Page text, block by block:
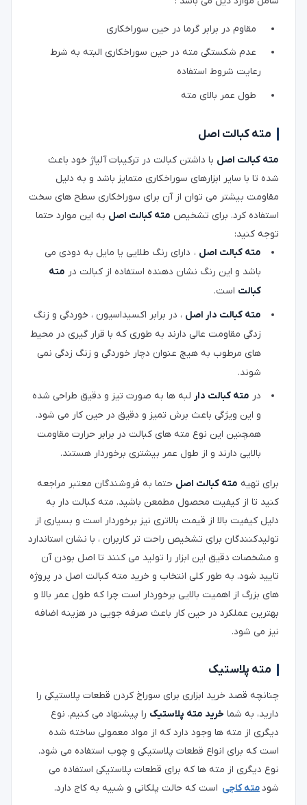
مقاوم در برابر گرما در حین سوراخکاری
عدم شکستگی مته در حین سوراخکاری البته به شرط
رعایت شروط استفاده
طول عمر بالای مته
مته کبالت اصل
مته کبالت اصل با داشتن کبالت در ترکیبات آلیاژ خود باعث
شده تا با سایر ابزارهای سوراخکاری متمایز باشد و به دلیل
مقاومت بیشتر می توان از آن برای سوراخکاری سطح های سخت
استفاده کرد. برای تشخیص مته کبالت اصل به این موارد حتما
توجه کنید:
مته کبالت اصل ، دارای رنگ طلایی یا مایل به دودی می
باشد و این رنگ نشان دهنده استفاده از کبالت در مته
کبالت است.
مته کبالت دار اصل ، در برابر اکسیداسیون ، خوردگی و زنگ
زدگی مقاومت عالی دارند به طوری که با قرار گیری در محیط
های مرطوب به هیچ عنوان دچار خوردگی و زنگ زدگی نمی
شوند.
در مته کبالت دار لبه ها به صورت تیز و دقیق طراحی شده
و این ویژگی باعث برش تمیز و دقیق در حین کار می شود.
همچنین این نوع مته های کبالت در برابر حرارت مقاومت
بالایی دارند و از طول عمر بیشتری برخوردار هستند.
برای تهیه مته کبالت اصل حتما به فروشندگان معتبر مراجعه
کنید تا از کیفیت محصول مطمعن باشید. مته کبالت دار به
دلیل کیفیت بالا از قیمت بالاتری نیز برخوردار است و بسیاری از
تولیدکنندگان برای تشخیص راحت تر کاربران ، با نشان استاندارد
و مشخصات دقیق این ابزار را تولید می کنند تا اصل بودن آن
تایید شود. به طور کلی انتخاب و خرید مته کبالت اصل در پروژه
های بزرگ از اهمیت بالایی برخوردار است چرا که طول عمر بالا و
بهترین عملکرد در حین کار باعث صرفه جویی در هزینه اضافه
نیز می شود.
مته پلاستیک
چنانچه قصد خرید ابزاری برای سوراخ کردن قطعات پلاستیکی را
دارید، به شما خرید مته پلاستیک را پیشنهاد می کنیم. نوع
دیگری از مته ها وجود دارد که از مواد معمولی ساخته شده
است که برای انواع قطعات پلاستیکی و چوب استفاده می شود.
نوع دیگری از مته ها که برای قطعات پلاستیکی استفاده می
شودمته کاجی است که حالت پلکانی و شبیه به کاج دارد.